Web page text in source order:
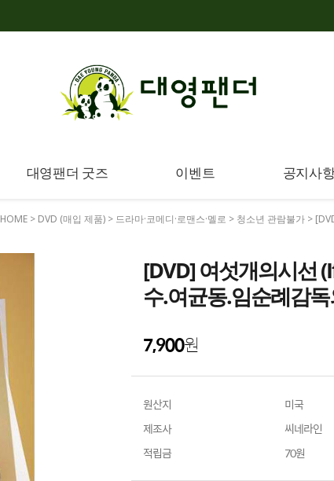
대영팬더 굿즈 이벤트 공지사
HOME > DVD (매입 제품) > 드라마·코메디·로맨스·멜로 > 청소년 관람불가 >
[DVD] 여섯개의시선
수.여균동.임순례감
7,900원
원산지
미국
제조사
씨네라인
적립금
70원